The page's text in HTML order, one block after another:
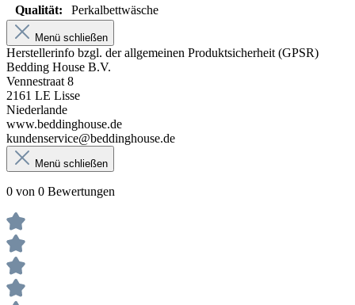
Qualität:
Perkalbettwäsche
Menü schließen
Herstellerinfo bzgl. der allgemeinen Produktsicherheit (GPSR)
Bedding House B.V.
Vennestraat 8
2161 LE Lisse
Niederlande
www.beddinghouse.de
kundenservice@beddinghouse.de
Menü schließen
0 von 0 Bewertungen